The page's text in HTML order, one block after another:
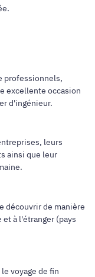
professionnels,
excellente occasion
d'ingénieur.
leurs
ainsi que leur
découvrir de manière
à l'étranger (pays
voyage de fin